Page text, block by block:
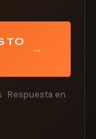
→
· Respuesta en